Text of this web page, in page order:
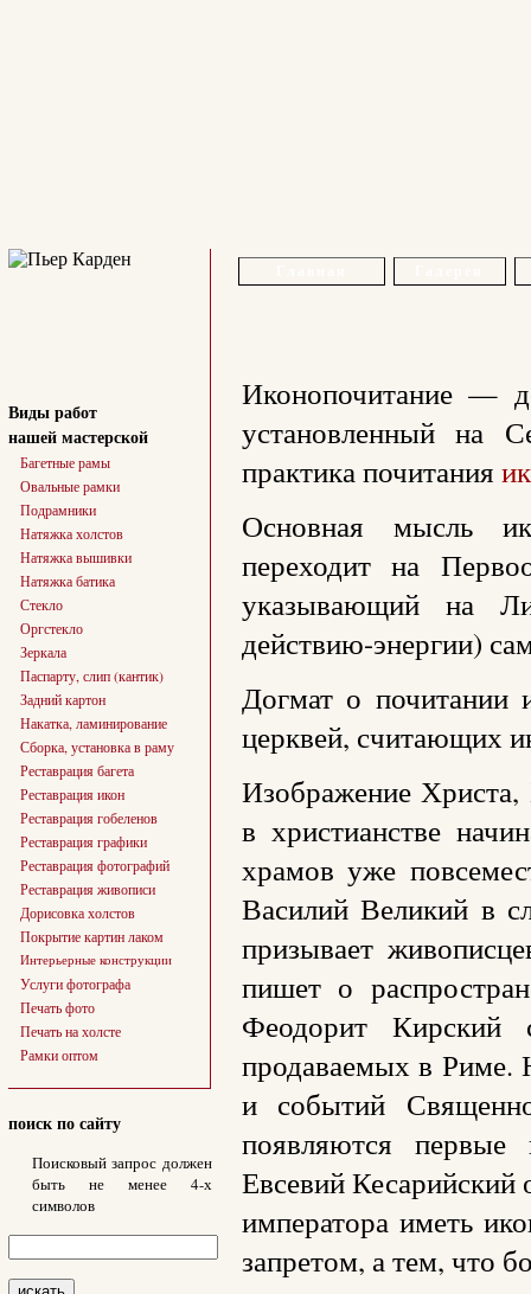
Виды работ
нашей мастерской
Багетные рамы
Овальные рамки
Подрамники
Натяжка холстов
Натяжка вышивки
Натяжка батика
Стекло
Оргстекло
Зеркала
Паспарту, слип (кантик)
Задний картон
Накатка, ламинирование
Сборка, установка в раму
Реставрация багета
Реставрация икон
Реставрация гобеленов
Реставрация графики
Реставрация фотографий
Реставрация живописи
Дорисовка холстов
Покрытие картин лаком
Интерьерные конструкции
Услуги фотографа
Печать фото
Печать на холсте
Рамки оптом
поиск по сайту
Поисковый запрос должен
быть не менее 4-х
символов
Иконопочитание —
установленный на
практика почитания
Основная мысль
переходит на
указывающий на
действию-энергии)
Догмат о почитании
церквей, считающих
Изображение Христа,
в христианстве
храмов уже
Василий Великий в
призывает
пишет о
Феодорит Кирский
продаваемых в Риме.
и событий
появляются первые
Евсевий Кесарийский
императора иметь
запретом, а тем, что